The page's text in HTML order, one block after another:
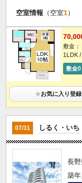
空室情報 （空室1）
敷金：
1LDK
敷金0
★お気に入り登録
07/31 しるく・いち
長
築